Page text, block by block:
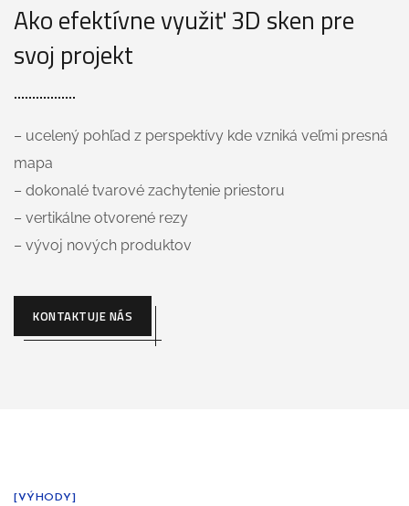
Ako efektívne využiť 3D sken pre
svoj projekt
– ucelený pohľad z perspektívy kde vzniká veľmi presná
mapa
– dokonalé tvarové zachytenie priestoru
– vertikálne otvorené rezy
– vývoj nových produktov
KONTAKTUJE NÁS
[VÝHODY]